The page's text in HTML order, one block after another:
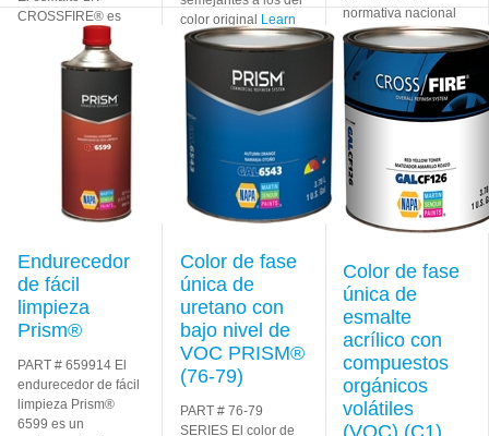
CROSSFIRE® es
una capa de epoxi
de secado rápido y
bajo costo diseñada
para usarse en una
variedad de
Learn
color original Learn
More
normativa nacional
Pro//BASE™ ofrece
excelente cobertura
e igualación del
color esfumable en
un sistemaLearn
More
Endurecedor
de fácil
limpieza
Prism®
PART # 659914 El
endurecedor de fácil
limpieza Prism®
6599 es un
Color de fase
única de
uretano con
bajo nivel de
VOC PRISM®
(76-79)
PART # 76-79
SERIES El color de
Color de fase
única de
esmalte
acrílico con
compuestos
orgánicos
volátiles
(VOC) (C1)